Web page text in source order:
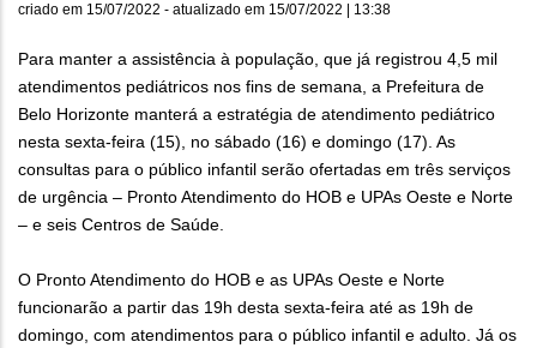
criado em 15/07/2022 - atualizado em 15/07/2022 | 13:38
Para manter a assistência à população, que já registrou 4,5 mil
atendimentos pediátricos nos fins de semana, a Prefeitura de
Belo Horizonte manterá a estratégia de atendimento pediátrico
nesta sexta-feira (15), no sábado (16) e domingo (17). As
consultas para o público infantil serão ofertadas em três serviços
de urgência – Pronto Atendimento do HOB e UPAs Oeste e Norte
– e seis Centros de Saúde.
O Pronto Atendimento do HOB e as UPAs Oeste e Norte
funcionarão a partir das 19h desta sexta-feira até as 19h de
domingo, com atendimentos para o público infantil e adulto. Já os